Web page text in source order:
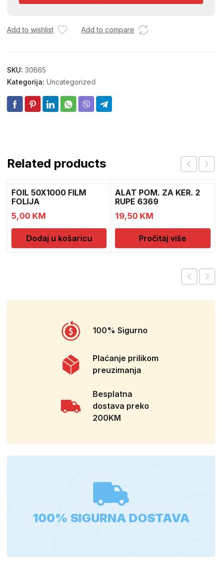
količina
Add to wishlist Add to compare
SKU: 30665
Kategorija: Uncategorized
Related products
FOIL 50X1000 FILM
FOLIJA
5,00 KM
Dodaj u košaricu
ALAT POM. ZA KER. 2
RUPE 6369
19,50 KM
Pročitaj više
100% Sigurno
Plaćanje prilikom
preuzimanja
Besplatna
dostava preko
200KM
100% SIGURNA DOSTAVA